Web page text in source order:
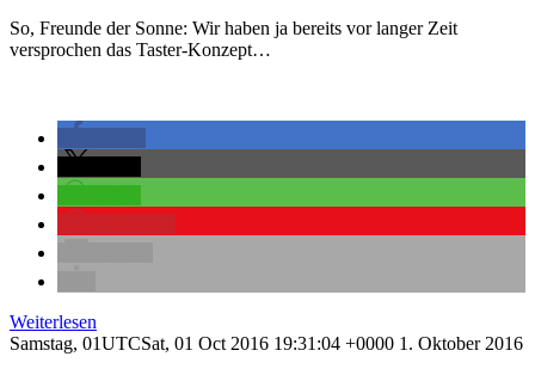
So, Freunde der Sonne: Wir haben ja bereits vor langer Zeit
versprochen das Taster-Konzept…
Weiterlesen
Samstag, 01UTCSat, 01 Oct 2016 19:31:04 +0000 1. Oktober 2016